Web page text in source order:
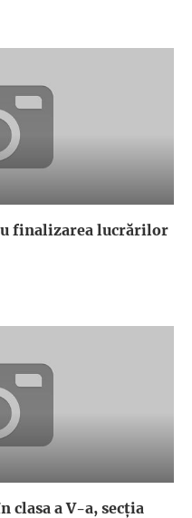
finalizarea lucrărilor
clasa a V-a, secţia